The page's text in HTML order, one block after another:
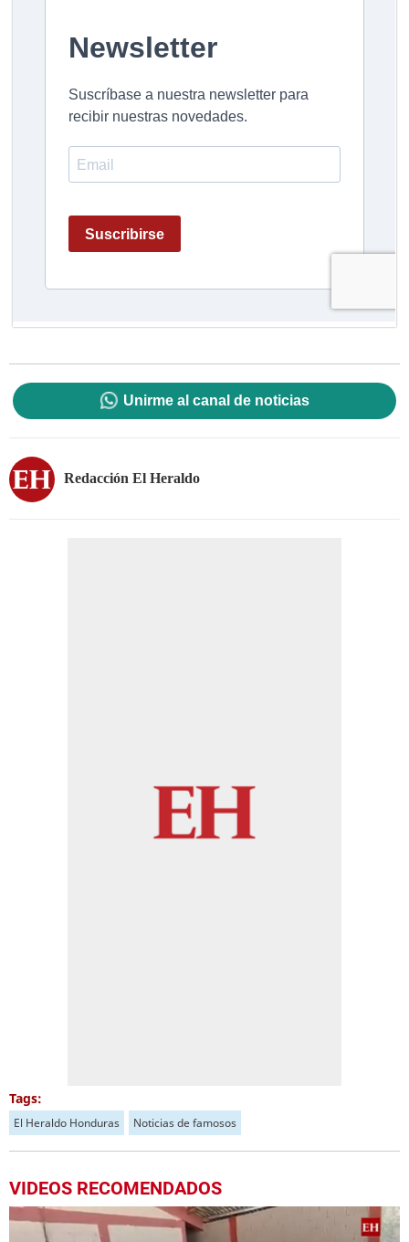
Unirme al canal de noticias
Redacción El Heraldo
Tags:
El Heraldo Honduras Noticias de famosos
VIDEOS RECOMENDADOS